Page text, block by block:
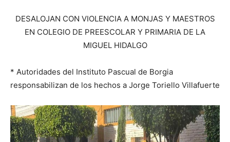
DESALOJAN CON VIOLENCIA A MONJAS Y MAESTROS
EN COLEGIO DE PREESCOLAR Y PRIMARIA DE LA
MIGUEL HIDALGO
* Autoridades del Instituto Pascual de Borgia
responsabilizan de los hechos a Jorge Toriello Villafuerte